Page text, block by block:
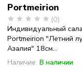
Portmeirion
(0)
Индивидуальный
Portmeirion "Летний
Азалия" 18см...
Наличие: В наличии